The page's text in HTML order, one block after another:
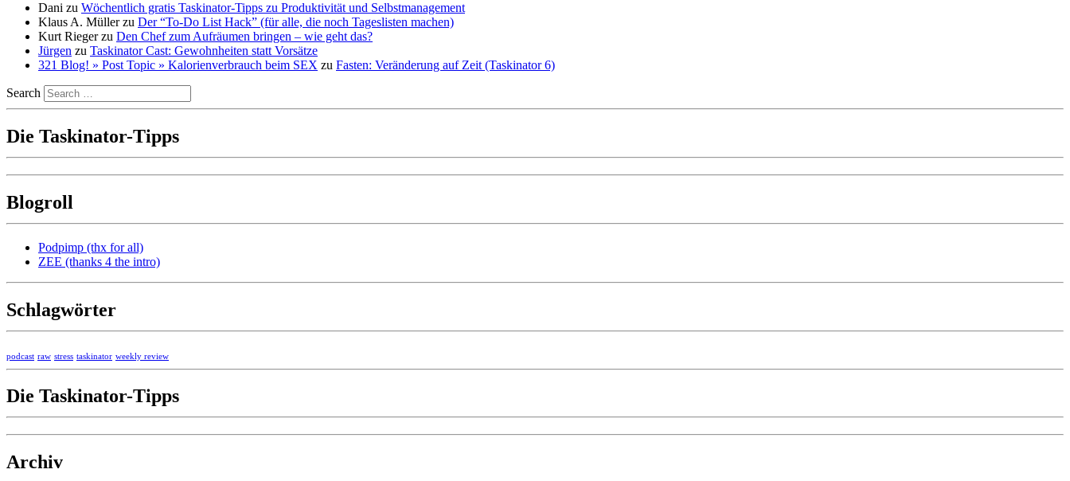
Dani zu Wöchentlich gratis Taskinator-Tipps zu Produktivität und Selbstmanagement
Klaus A. Müllerzu Der “To-Do List Hack” (für alle, die noch Tageslisten machen)
Kurt Riegerzu Den Chef zum Aufräumen bringen – wie geht das?
Jürgen zu Taskinator Cast: Gewohnheiten statt Vorsätze
321 Blog! » Post Topic » Kalorienverbrauch beim SEX zu Fasten: Veränderung auf Zeit (Taskinator 6)
Search
Die Taskinator-Tipps
Blogroll
Podpimp (thx for all)
ZEE (thanks 4 the intro)
Schlagwörter
podcast raw stress taskinator weekly review
Die Taskinator-Tipps
Archiv